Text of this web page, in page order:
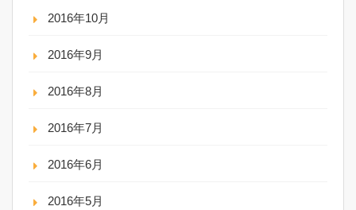
2016年10月
2016年9月
2016年8月
2016年7月
2016年6月
2016年5月